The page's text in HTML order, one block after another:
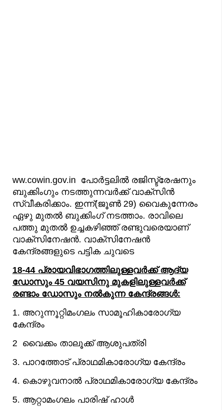
ww.cowin.gov.in പോര്‍ട്ടലില്‍ രജിസ്ട്രേഷനും
ബുക്കിംഗും നടത്തുന്നവര്‍ക്ക് വാക്സിന്‍
സ്വീകരിക്കാം. ഇന്ന്(ജൂണ്‍ 29) വൈകുന്നേരം
ഏഴു മുതല്‍ ബുക്കിംഗ് നടത്താം. രാവിലെ
പത്തു മുതല്‍ ഉച്ചകഴിഞ്ഞ് രണ്ടുവരെയാണ്
വാക്സിനേഷന്‍. വാക്സിനേഷന്‍
കേന്ദ്രങ്ങളുടെ പട്ടിക ചുവടെ
18-44 പ്രായവിഭാഗത്തിലുള്ളവര്‍ക്ക് ആദ്യ
ഡോസും 45 വയസിനു മുകളിലുള്ളവര്‍ക്ക്
രണ്ടാം ഡോസും നല്‍കുന്ന കേന്ദ്രങ്ങള്‍:
1. അറുന്നൂറ്റിമംഗലം സാമൂഹികാരോഗ്യ
കേന്ദ്രം
2 വൈക്കം താലൂക്ക് ആശുപത്രി
3. പാറത്തോട് പ്രാഥമികാരോഗ്യ കേന്ദ്രം
4. കൊഴുവനാല്‍ പ്രാഥമികാരോഗ്യ കേന്ദ്രം
5. ആറ്റാമംഗലം പാരിഷ് ഹാള്‍